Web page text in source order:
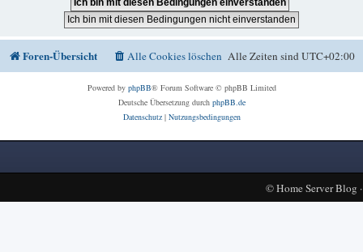
Foren-Übersicht Alle Zeiten sindUTC+02:00
Alle Cookies löschen
Powered by phpBB® Forum Software © phpBB Limited
Deutsche Übersetzung durch phpBB.de
Datenschutz| Nutzungsbedingungen
©Home Server Blog